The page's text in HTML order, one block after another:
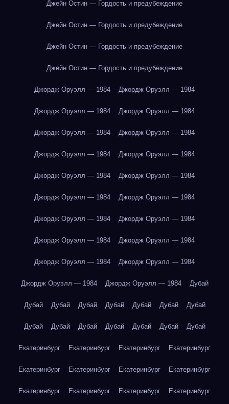
Джейн Остин — Гордость и предубеждение
Джейн Остин — Гордость и предубеждение
Джейн Остин — Гордость и предубеждение
Джейн Остин — Гордость и предубеждение
Джордж Оруэлл — 1984 Джордж Оруэлл — 1984
Джордж Оруэлл — 1984 Джордж Оруэлл — 1984
Джордж Оруэлл — 1984 Джордж Оруэлл — 1984
Джордж Оруэлл — 1984 Джордж Оруэлл — 1984
Джордж Оруэлл — 1984 Джордж Оруэлл — 1984
Джордж Оруэлл — 1984 Джордж Оруэлл — 1984
Джордж Оруэлл — 1984 Джордж Оруэлл — 1984
Джордж Оруэлл — 1984 Джордж Оруэлл — 1984
Джордж Оруэлл — 1984 Джордж Оруэлл — 1984
Джордж Оруэлл — 1984 Джордж Оруэлл — 1984 Дубай
Дубай Дубай Дубай Дубай Дубай Дубай Дубай
Дубай Дубай Дубай Дубай Дубай Дубай Дубай
Екатеринбург Екатеринбург Екатеринбург Екатеринбург
Екатеринбург Екатеринбург Екатеринбург Екатеринбург
Екатеринбург Екатеринбург Екатеринбург Екатеринбург